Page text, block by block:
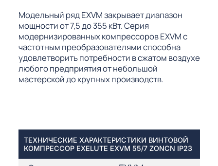
Модельный ряд EXVM закрывает диапазон
мощности от 7,5 до 355 кВт. Серия
модернизированных компрессоров EXVM с
частотным преобразователями способна
удовлетворить потребности в сжатом воздухе
любого предприятия от небольшой
мастерской до крупных производств.
ТЕХНИЧЕСКИЕ ХАРАКТЕРИСТИКИ ВИНТОВОЙ
КОМПРЕССОР EXELUTE EXVM 55/7 ZONCN IP23